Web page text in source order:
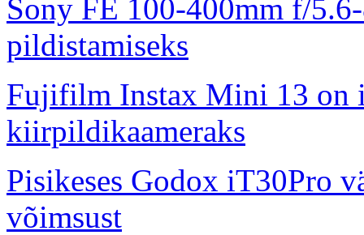
Sony FE 100-400mm f/
pildistamiseks
Fujifilm Instax Mini 13 on
kiirpildikaameraks
Pisikeses Godox iT30Pro
võimsust